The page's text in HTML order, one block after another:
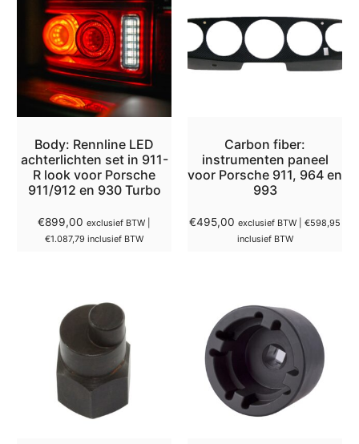
Body: Rennline LED
achterlichten set in 911-
R look voor Porsche
911/912 en 930 Turbo
€899,00 exclusief BTW |
€1.087,79 inclusief BTW
Carbon fiber:
instrumenten paneel
voor Porsche 911, 964 en
993
€495,00 exclusief BTW | €598,95
inclusief BTW